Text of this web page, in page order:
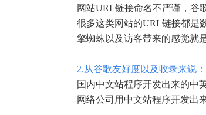
网站URL链接命名不严谨，谷
很多这类网站的URL链接都是
擎蜘蛛以及访客带来的感觉就
2.从谷歌友好度以及收录来说：
国内中文站程序开发出来的中
网络公司用中文站程序开发出